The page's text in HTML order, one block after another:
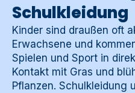
Schulkleidung
Kinder sind draußen oft
Erwachsene und
Spielen und Sport in
Kontakt mit Gras und
Pflanzen. Schulkleidung